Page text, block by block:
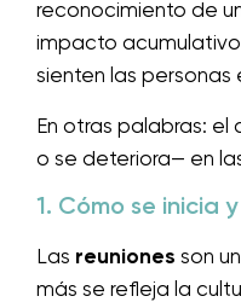
reconocimiento de
impacto
sienten las personas
En otras palabras:
o se deteriora— en
1. Cómo se inicia
Las reuniones son
más se refleja la